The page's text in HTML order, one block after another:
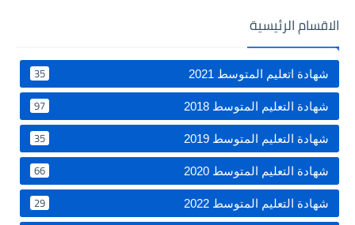
الاقسام الرئيسية
شهادة اتعليم المتوسط 2021 35
شهادة التعليم المتوسط 2018 97
شهادة التعليم المتوسط 2019 35
شهادة التعليم المتوسط 2020 66
شهادة التعليم المتوسط 2022 29